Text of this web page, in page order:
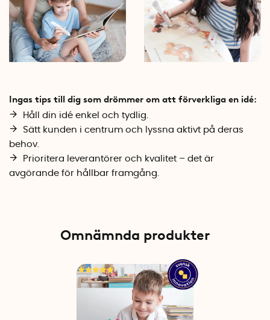
Ingas tips till dig som drömmer om att förverkliga en idé:
Håll din idé enkel och tydlig.
Sätt kunden i centrum och lyssna aktivt på deras
behov.
Prioritera leverantörer och kvalitet – det är
avgörande för hållbar framgång.
Omnämnda produkter